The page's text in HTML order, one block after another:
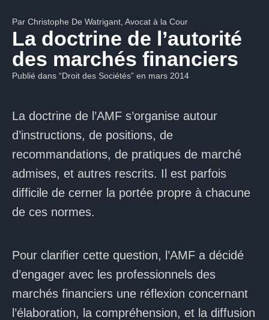
Par Christophe De Watrigant, Avocat à la Cour
La doctrine de l’autorité
des marchés financiers​
Publié dans “Droit des Sociétés” en mars 2014
La doctrine de l’AMF s’organise autour
d’instructions, de positions, de
recommandations, de pratiques de marché
admises, et autres rescrits. Il est parfois
difficile de cerner la portée propre à chacune
de ces normes.
Pour clarifier cette question, l’AMF a décidé
d’engager avec les professionnels des
marchés financiers une réflexion concernant
l’élaboration, la compréhension, et la diffusion